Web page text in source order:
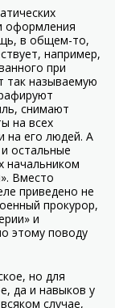
оформления
в общем-то,
например,
при
так называемую
снимают
на всех
на его людей. А
остальные
начальником
Вместо
приведено не
прокурор,
и
этому поводу
но для
да и навыков у
случае,